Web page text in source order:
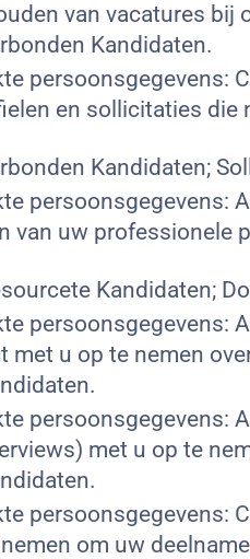
van vacatures bij
Kandidaten.
persoonsgegevens:
en sollicitaties
Kandidaten;
persoonsgegevens:
van uw
Kandidaten;
persoonsgegevens:
met u op te nemen
persoonsgegevens:
met u op te
persoonsgegevens:
om uw